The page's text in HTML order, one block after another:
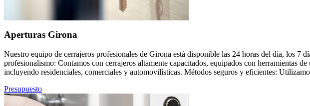
Aperturas Girona
Nuestro equipo de cerrajeros profesionales de Girona está disponible las 24 horas del día, los 7
profesionalismo: Contamos con cerrajeros altamente capacitados, equipados con herramientas
incluyendo residenciales, comerciales y automovilísticas. Métodos seguros y eficientes:
Presupuesto